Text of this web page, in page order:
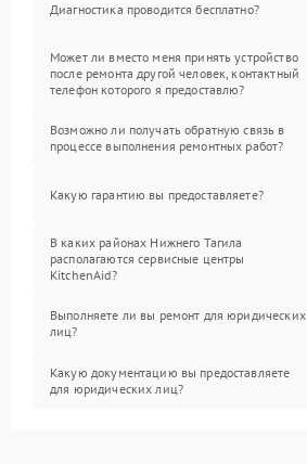
Диагностика проводится бесплатно?
Может ли вместо меня принять устройство
после ремонта другой человек, контактный
телефон которого я предоставлю?
Возможно ли получать обратную связь в
процессе выполнения ремонтных работ?
Какую гарантию вы предоставляете?
В каких районах Нижнего Тагила
располагаются сервисные центры
KitchenAid?
Выполняете ли вы ремонт для юридических
лиц?
Какую документацию вы предоставляете
для юридических лиц?